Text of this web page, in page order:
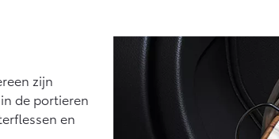
zijn
de portieren
en